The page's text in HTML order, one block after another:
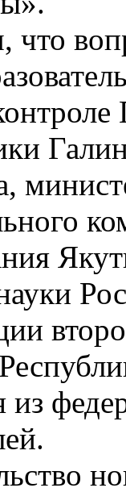
что
из